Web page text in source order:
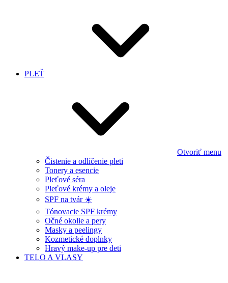
PLEŤ
Otvoriť menu
Čistenie a odlíčenie pleti
Tonery a esencie
Pleťové séra
Pleťové krémy a oleje
SPF na tvár ☀️
Tónovacie SPF krémy
Očné okolie a pery
Masky a peelingy
Kozmetické doplnky
Hravý make-up pre deti
TELO A VLASY